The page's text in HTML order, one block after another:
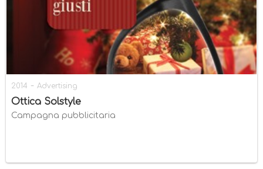
2014 - Advertising
Ottica Solstyle
Campagna pubblicitaria